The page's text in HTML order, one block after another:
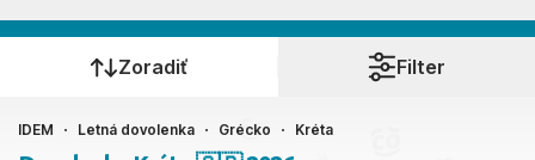
Kedy cestujete?
Ako cestujete?
Zoradiť Filter
IDEM Letná dovolenka Grécko Kréta